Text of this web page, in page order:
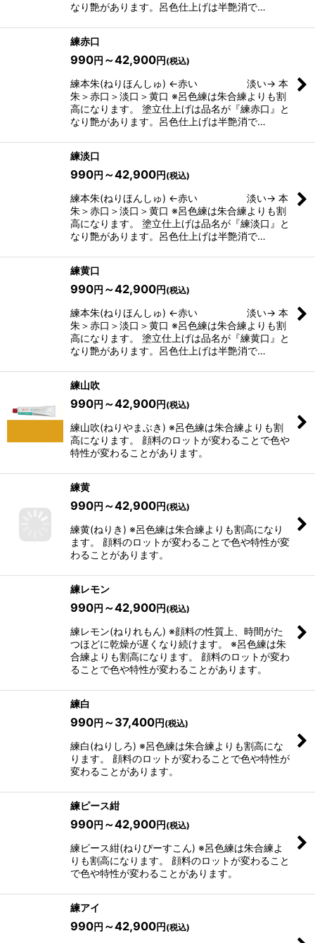
なり艶があります。呂色仕上げは半艶消で…
練赤口
990円 ～42,900円 (税込)
練本朱(ねりほんしゅ) ←赤い 淡い→ 本
朱＞赤口＞淡口＞黄口 ※呂色練は朱合練よりも割
高になります。 塗立仕上げは品名が『練赤口』と
なり艶があります。呂色仕上げは半艶消で…
練淡口
990円 ～42,900円 (税込)
練本朱(ねりほんしゅ) ←赤い 淡い→ 本
朱＞赤口＞淡口＞黄口 ※呂色練は朱合練よりも割
高になります。 塗立仕上げは品名が『練淡口』と
なり艶があります。呂色仕上げは半艶消で…
練黄口
990円 ～42,900円 (税込)
練本朱(ねりほんしゅ) ←赤い 淡い→ 本
朱＞赤口＞淡口＞黄口 ※呂色練は朱合練よりも割
高になります。 塗立仕上げは品名が『練黄口』と
なり艶があります。呂色仕上げは半艶消で…
練山吹
990円 ～42,900円 (税込)
練山吹(ねりやまぶき) ※呂色練は朱合練よりも割
高になります。 顔料のロットが変わることで色や
特性が変わることがあります。
練黄
990円 ～42,900円 (税込)
練黄(ねりき) ※呂色練は朱合練よりも割高になり
ます。 顔料のロットが変わることで色や特性が変
わることがあります。
練レモン
990円 ～42,900円 (税込)
練レモン(ねりれもん) ※顔料の性質上、時間がた
つほどに乾燥が遅くなり続けます。 ※呂色練は朱
合練よりも割高になります。 顔料のロットが変わ
ることで色や特性が変わることがあります。
練白
990円 ～37,400円 (税込)
練白(ねりしろ) ※呂色練は朱合練よりも割高にな
ります。 顔料のロットが変わることで色や特性が
変わることがあります。
練ピース紺
990円 ～42,900円 (税込)
練ピース紺(ねりぴーすこん) ※呂色練は朱合練よ
りも割高になります。 顔料のロットが変わること
で色や特性が変わることがあります。
練アイ
990円 ～42,900円 (税込)